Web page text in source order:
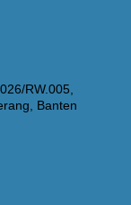
RW.005,
Banten